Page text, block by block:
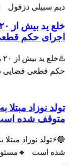
سبیلی دزفول
حکم قطعی
قطعی قضایی در
شده است
است 🔸مسئول